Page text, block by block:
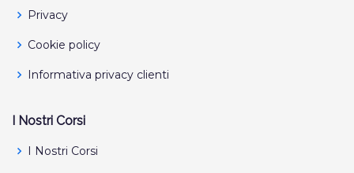
Privacy
Cookie policy
Informativa privacy clienti
I Nostri Corsi
I Nostri Corsi